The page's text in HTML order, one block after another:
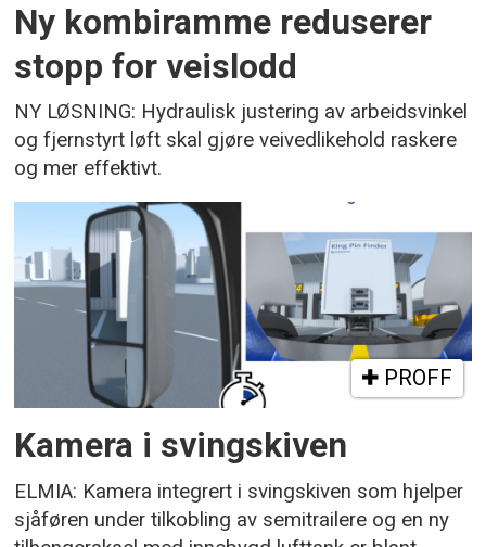
Ny kombiramme reduserer
stopp for veislodd
NY LØSNING: Hydraulisk justering av arbeidsvinkel
og fjernstyrt løft skal gjøre veivedlikehold raskere
og mer effektivt.
PROFF
Kamera i svingskiven
ELMIA: Kamera integrert i svingskiven som hjelper
sjåføren under tilkobling av semitrailere og en ny